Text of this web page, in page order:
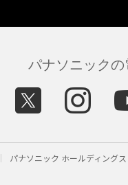
パナソニックの
パナソニック ホールディングス